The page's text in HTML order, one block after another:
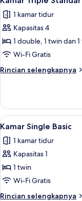
semua
foto
untuk
Kamar
Triple
Standar
1 kamar tidur
Kapasitas 4
1 double, 1 twin dan
Wi-Fi Gratis
Rincian selengkapnya
Rincian
Kamar
Triple
Standar
Lihat
semua
foto
untuk
Kamar
Single
Basic
4
Kamar Single Basic
1 kamar tidur
Kapasitas 1
1 twin
Wi-Fi Gratis
Rincian selengkapnya
Rincian